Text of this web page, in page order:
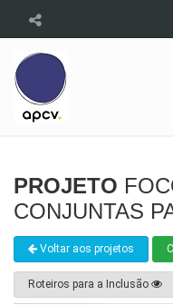
PROJETO
CONJUNTAS
Voltar aos projetos
Roteiros para a Inclusão